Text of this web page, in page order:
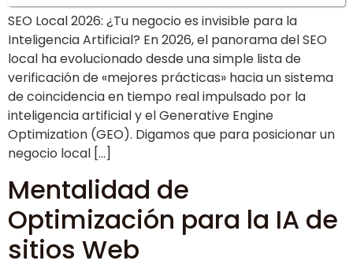
SEO Local 2026: ¿Tu negocio es invisible para la
Inteligencia Artificial? En 2026, el panorama del SEO
local ha evolucionado desde una simple lista de
verificación de «mejores prácticas» hacia un sistema
de coincidencia en tiempo real impulsado por la
inteligencia artificial y el Generative Engine
Optimization (GEO). Digamos que para posicionar un
negocio local […]
Mentalidad de
Optimización para la IA de
sitios Web